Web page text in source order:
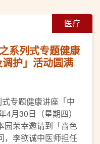
医疗
系列式专题健康
护」活动圆满
专题健康讲座「中
月30日（星期四）
园荣幸邀请到「啬色
，李欲诚中医师担任